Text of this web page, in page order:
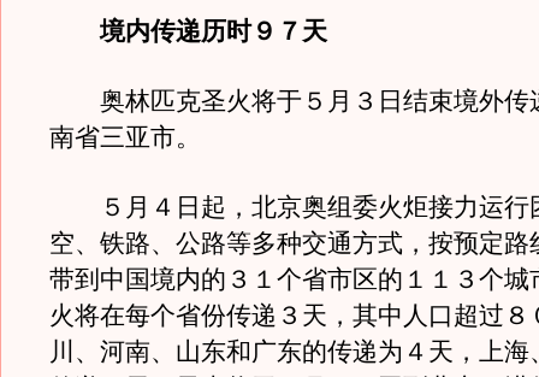
境内传递历时９７天
奥林匹克圣火将于５月３日结束境外传
南省三亚市。
５月４日起，北京奥组委火炬接力运行
空、铁路、公路等多种交通方式，按预定路
带到中国境内的３１个省市区的１１３个城
火将在每个省份传递３天，其中人口超过８
川、河南、山东和广东的传递为４天，上海